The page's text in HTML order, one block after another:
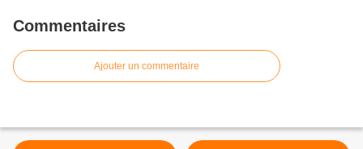
Commentaires
Ajouter un commentaire